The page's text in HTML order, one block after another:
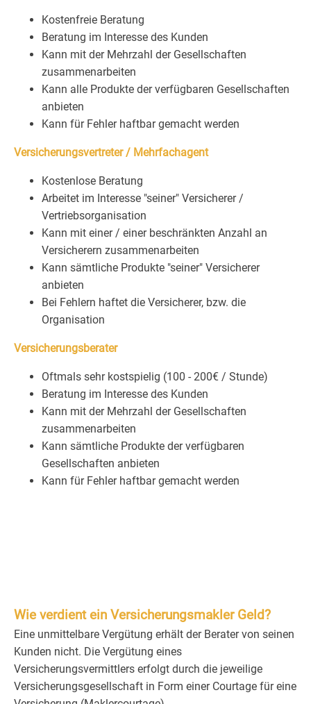
Kostenfreie Beratung
Beratung im Interesse des Kunden
Kann mit der Mehrzahl der Gesellschaften
zusammenarbeiten
Kann alle Produkte der verfügbaren Gesellschaften
anbieten
Kann für Fehler haftbar gemacht werden
Versicherungsvertreter / Mehrfachagent
Kostenlose Beratung
Arbeitet im Interesse "seiner" Versicherer /
Vertriebsorganisation
Kann mit einer / einer beschränkten Anzahl an
Versicherern zusammenarbeiten
Kann sämtliche Produkte "seiner" Versicherer
anbieten
Bei Fehlern haftet die Versicherer, bzw. die
Organisation
Versicherungsberater
Oftmals sehr kostspielig (100 - 200€ / Stunde)
Beratung im Interesse des Kunden
Kann mit der Mehrzahl der Gesellschaften
zusammenarbeiten
Kann sämtliche Produkte der verfügbaren
Gesellschaften anbieten
Kann für Fehler haftbar gemacht werden
Wie verdient ein Versicherungsmakler Geld?
Eine unmittelbare Vergütung erhält der Berater von seinen
Kunden nicht. Die Vergütung eines
Versicherungsvermittlers erfolgt durch die jeweilige
Versicherungsgesellschaft in Form einer Courtage für eine